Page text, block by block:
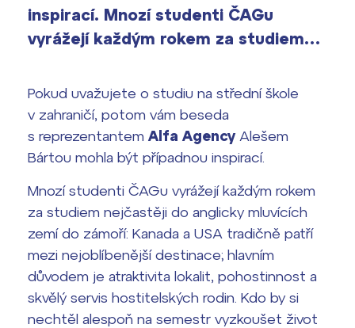
Výsledky 1. kola přijímacího řízení
2026/2027
Europass
FOCUSing
Zahraniční stipendia
ČAG studentský
Maturitní témata
Pomoc! Mám problém!
vyhledávání
Office 365
inspirací. Mnozí studenti ČAGu
vyrážejí každým rokem za studiem…
Pokud uvažujete o studiu na střední škole
v zahraničí, potom vám beseda
s reprezentantem Alfa Agency Alešem
Bártou mohla být případnou inspirací.
Mnozí studenti ČAGu vyrážejí každým rokem
za studiem nejčastěji do anglicky mluvících
zemí do zámoří: Kanada a USA tradičně patří
mezi nejoblíbenější destinace; hlavním
důvodem je atraktivita lokalit, pohostinnost a
skvělý servis hostitelských rodin. Kdo by si
nechtěl alespoň na semestr vyzkoušet život